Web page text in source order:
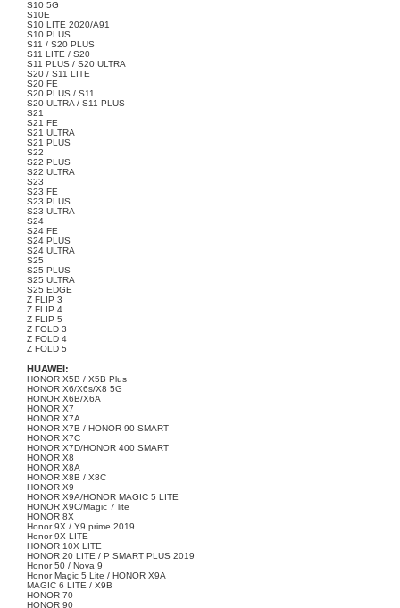
S10 5G
S10E
S10 LITE 2020/A91
S10 PLUS
S11 / S20 PLUS
S11 LITE / S20
S11 PLUS / S20 ULTRA
S20 / S11 LITE
S20 FE
S20 PLUS / S11
S20 ULTRA / S11 PLUS
S21
S21 FE
S21 ULTRA
S21 PLUS
S22
S22 PLUS
S22 ULTRA
S23
S23 FE
S23 PLUS
S23 ULTRA
S24
S24 FE
S24 PLUS
S24 ULTRA
S25
S25 PLUS
S25 ULTRA
S25 EDGE
Z FLIP 3
Z FLIP 4
Z FLIP 5
Z FOLD 3
Z FOLD 4
Z FOLD 5
HUAWEI:
HONOR X5B / X5B Plus
HONOR X6/X6s/X8 5G
HONOR X6B/X6A
HONOR X7
HONOR X7A
HONOR X7B / HONOR 90 SMART
HONOR X7C
HONOR X7D/HONOR 400 SMART
HONOR X8
HONOR X8A
HONOR X8B / X8C
HONOR X9
HONOR X9A/HONOR MAGIC 5 LITE
HONOR X9C/Magic 7 lite
HONOR 8X
Honor 9X / Y9 prime 2019
Honor 9X LITE
HONOR 10X LITE
HONOR 20 LITE / P SMART PLUS 2019
Honor 50 / Nova 9
Honor Magic 5 Lite / HONOR X9A
MAGIC 6 LITE / X9B
HONOR 70
HONOR 90